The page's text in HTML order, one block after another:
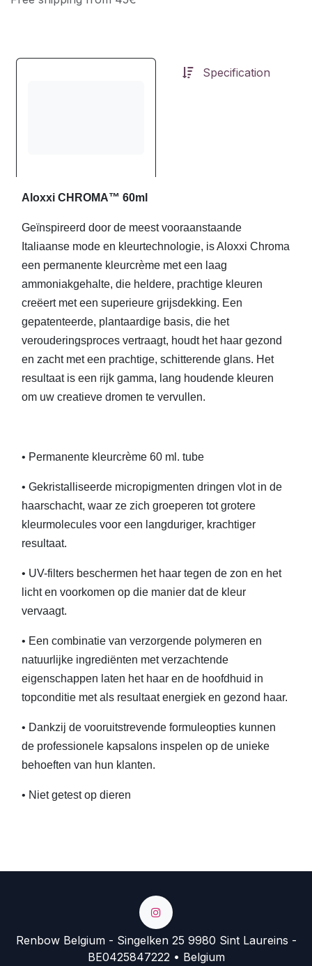
Specification
Aloxxi CHROMA™ 60ml
Geïnspireerd door de meest vooraanstaande
Italiaanse mode en kleurtechnologie, is Aloxxi Chroma
een permanente kleurcrème met een laag
ammoniakgehalte, die heldere, prachtige kleuren
creëert met een superieure grijsdekking. Een
gepatenteerde, plantaardige basis, die het
verouderingsproces vertraagt, houdt het haar gezond
en zacht met een prachtige, schitterende glans. Het
resultaat is een rijk gamma, lang houdende kleuren
om uw creatieve dromen te vervullen.
• Permanente kleurcrème 60 ml. tube
• Gekristalliseerde micropigmenten dringen vlot in de
haarschacht, waar ze zich groeperen tot grotere
kleurmolecules voor een langduriger, krachtiger
resultaat.
• UV-filters beschermen het haar tegen de zon en het
licht en voorkomen op die manier dat de kleur
vervaagt.
• Een combinatie van verzorgende polymeren en
natuurlijke ingrediënten met verzachtende
eigenschappen laten het haar en de hoofdhuid in
topconditie met als resultaat energiek en gezond haar.
• Dankzij de vooruitstrevende formuleopties kunnen
de professionele kapsalons inspelen op de unieke
behoeften van hun klanten.
• Niet getest op dieren
Renbow Belgium - Singelken 25 9980 Sint Laureins -
BE0425847222 • Belgium